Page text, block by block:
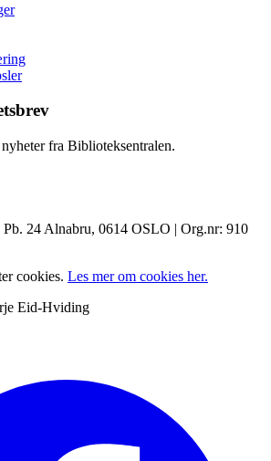
fra Biblioteksentralen.
24 Alnabru, 0614 OSLO | Org.nr: 910
cookies. Les mer om cookies her.
Eid-Hviding